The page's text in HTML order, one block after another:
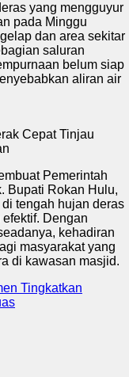
yang mengguyur
pada Minggu
dan area sekitar
saluran
belum siap
aliran air
Pemerintah
Bupati Rokan Hulu,
tengah hujan deras
Dengan
kehadiran
masyarakat yang
di kawasan masjid.
Tingkatkan